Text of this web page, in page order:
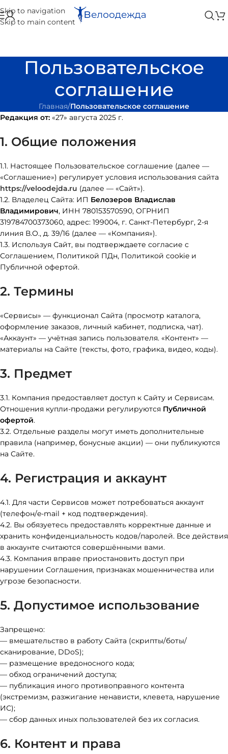
Skip to navigation
Skip to main content
Пользовательское
соглашение
Главная/Пользовательское соглашение
Редакция от: «27» августа 2025 г.
1. Общие положения
1.1. Настоящее Пользовательское соглашение (далее —
«Соглашение») регулирует условия использования сайта
https://veloodejda.ru (далее — «Сайт»).
1.2. Владелец Сайта: ИП Белозеров Владислав
Владимирович, ИНН 780153570590, ОГРНИП
319784700373060, адрес: 199004, г. Санкт-Петербург, 2-я
линия В.О., д. 39/16 (далее — «Компания»).
1.3. Используя Сайт, вы подтверждаете согласие с
Соглашением, Политикой ПДн, Политикой cookie и
Публичной офертой.
2. Термины
«Сервисы» — функционал Сайта (просмотр каталога,
оформление заказов, личный кабинет, подписка, чат).
«Аккаунт» — учётная запись пользователя. «Контент» —
материалы на Сайте (тексты, фото, графика, видео, коды).
3. Предмет
3.1. Компания предоставляет доступ к Сайту и Сервисам.
Отношения купли-продажи регулируются Публичной
офертой.
3.2. Отдельные разделы могут иметь дополнительные
правила (например, бонусные акции) — они публикуются
на Сайте.
4. Регистрация и аккаунт
4.1. Для части Сервисов может потребоваться аккаунт
(телефон/e-mail + код подтверждения).
4.2. Вы обязуетесь предоставлять корректные данные и
хранить конфиденциальность кодов/паролей. Все действия
в аккаунте считаются совершёнными вами.
4.3. Компания вправе приостановить доступ при
нарушении Соглашения, признаках мошенничества или
угрозе безопасности.
5. Допустимое использование
Запрещено:
— вмешательство в работу Сайта (скрипты/боты/
сканирование, DDoS);
— размещение вредоносного кода;
— обход ограничений доступа;
— публикация иного противоправного контента
(экстремизм, разжигание ненависти, клевета, нарушение
ИС);
— сбор данных иных пользователей без их согласия.
6. Контент и права